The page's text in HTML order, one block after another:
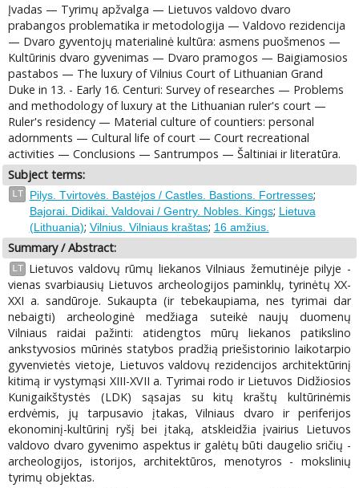
Įvadas — Tyrimų apžvalga — Lietuvos valdovo dvaro
prabangos problematika ir metodologija — Valdovo rezidencija
— Dvaro gyventojų materialinė kultūra: asmens puošmenos —
Kultūrinis dvaro gyvenimas — Dvaro pramogos — Baigiamosios
pastabos — The luxury of Vilnius Court of Lithuanian Grand
Duke in 13. - Early 16. Centuri: Survey of researches — Problems
and methodology of luxury at the Lithuanian ruler's court —
Ruler's residency — Material culture of countiers: personal
adornments — Cultural life of court — Court recreational
activities — Conclusions — Santrumpos — Šaltiniai ir literatūra.
Subject terms:
LT Pilys. Tvirtovės. Bastėjos / Castles. Bastions. Fortresses;
Bajorai. Didikai. Valdovai / Gentry. Nobles. Kings; Lietuva
(Lithuania); Vilnius. Vilniaus kraštas; 16 amžius.
Summary / Abstract:
LT
Lietuvos valdovų rūmų liekanos Vilniaus žemutinėje pilyje -
vienas svarbiausių Lietuvos archeologijos paminklų, tyrinėtų XX-
XXI a. sandūroje. Sukaupta (ir tebekaupiama, nes tyrimai dar
nebaigti) archeologinė medžiaga suteikė naujų duomenų
Vilniaus raidai pažinti: atidengtos mūrų liekanos patikslino
ankstyvosios mūrinės statybos pradžią priešistorinio laikotarpio
gyvenvietės vietoje, Lietuvos valdovų rezidencijos architektūrinį
kitimą ir vystymąsi XIII-XVII a. Tyrimai rodo ir Lietuvos Didžiosios
Kunigaikštystės (LDK) sąsajas su kitų kraštų kultūrinėmis
erdvėmis, jų tarpusavio įtakas, Vilniaus dvaro ir periferijos
ekonominį-kultūrinį ryšį bei įtaką, atskleidžia įvairius Lietuvos
valdovo dvaro gyvenimo aspektus ir galėtų būti daugelio sričių -
archeologijos, istorijos, architektūros, menotyros - mokslinių
tyrimų objektas.